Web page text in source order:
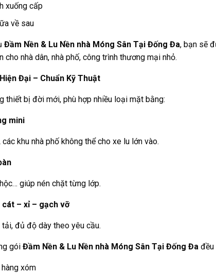
xuống cấp
về sau
Đầm Nền & Lu Nền nhà Móng Sân Tại Đống Đa, bạn sẽ
cho nhà dân, nhà phố, công trình thương mại nhỏ.
Đại – Chuẩn Kỹ Thuật
thiết bị đời mới, phù hợp nhiều loại mặt bằng:
mini
khu nhà phố không thể cho xe lu lớn vào.
giúp nén chặt từng lớp.
– xỉ – gạch vỡ
đủ độ dày theo yêu cầu.
gói Đầm Nền & Lu Nền nhà Móng Sân Tại Đống Đa đều
xóm